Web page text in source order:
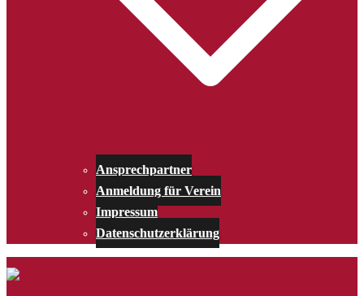
Ansprechpartner
Anmeldung für Verein
Impressum
Datenschutzerklärung